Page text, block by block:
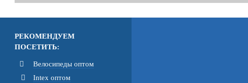
РЕКОМЕНДУЕМ
ПОСЕТИТЬ:
Велосипеды оптом
Intex оптом